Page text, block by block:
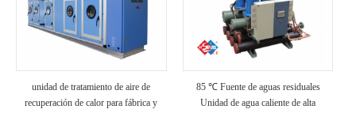
unidad de tratamiento de aire de
recuperación de calor para fábrica y
85 ℃ Fuente de aguas residuales
Unidad de agua caliente de alta